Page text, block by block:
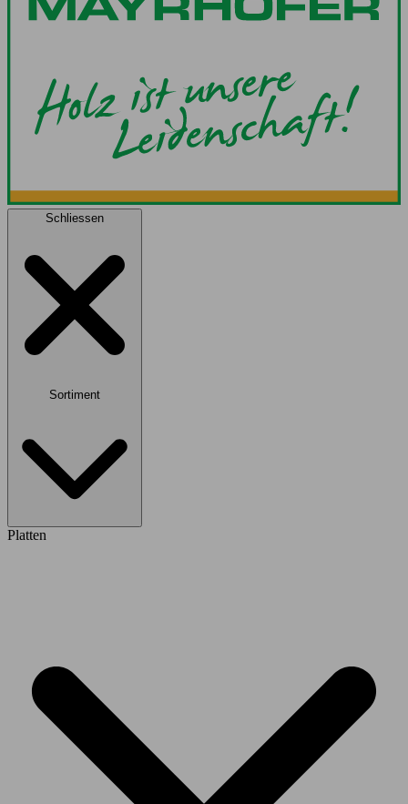
Schliessen
Sortiment
Platten